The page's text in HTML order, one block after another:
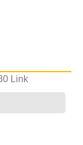
Link